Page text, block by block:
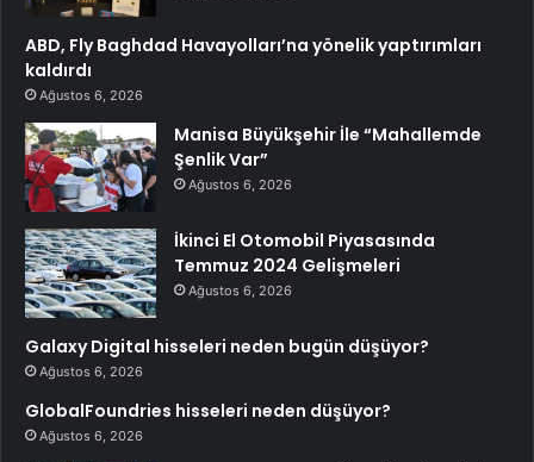
ABD, Fly Baghdad Havayolları’na yönelik yaptırımları
kaldırdı
Ağustos 6, 2026
Manisa Büyükşehir İle “Mahallemde
Şenlik Var”
Ağustos 6, 2026
İkinci El Otomobil Piyasasında
Temmuz 2024 Gelişmeleri
Ağustos 6, 2026
Galaxy Digital hisseleri neden bugün düşüyor?
Ağustos 6, 2026
GlobalFoundries hisseleri neden düşüyor?
Ağustos 6, 2026